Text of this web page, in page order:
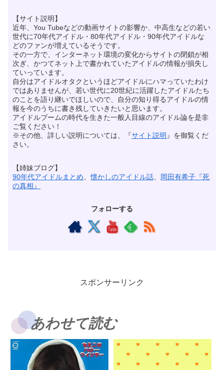
【サイト説明】
近年、You Tubeなどの動画サイトの影響か、中高生などの若い
世代に70年代アイドル・80年代アイドル・90年代アイドルな
どのファンが増えているそうです。
その一方で、インターネット環境の変化からサイトの閉鎖が相
次ぎ、かつてネット上で書かれていたアイドルの情報が損失し
ていっています。
自分はアイドルオタクというほどアイドルにハマっていたわけ
ではありませんが、若い世代に20世紀に活躍したアイドルたち
のことを語り継いでほしいので、自分の知り得るアイドルの情
報を今のうちに書き残していきたいと思います。
アイドルブームの時代を生きた一般人目線のアイドル論を是非
ご覧ください！
※その他、詳しい説明については、『サイト説明 』を御覧くだ
さい。
【姉妹ブログ】
90年代アイドルまとめ 、懐かしのアイドル話
岡田有希子『死
の真相』
フォローする
スポンサーリンク
あわせて読む